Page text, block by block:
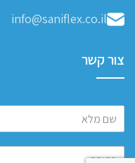
info@saniflex.co.il
צור קשר